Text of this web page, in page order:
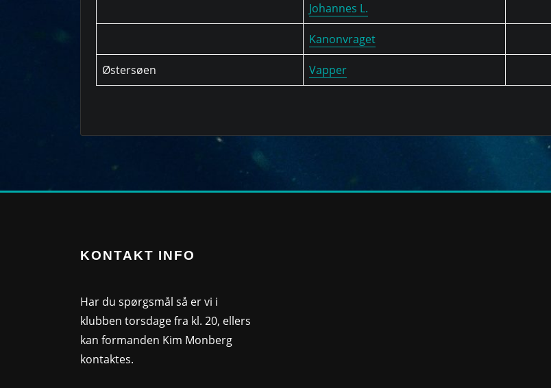
Johannes L.
Kanonvraget
Østersøen Vapper
KONTAKT INFO
Har du spørgsmål så er vi i
klubben torsdage fra kl. 20, ellers
kan formanden Kim Monberg
kontaktes.